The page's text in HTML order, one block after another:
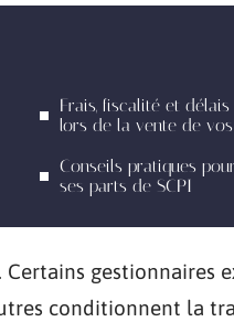
Frais, fiscalité et
lors de la vente de
Conseils pratiques
ses parts de SCPI
gestionnaires
conditionnent la